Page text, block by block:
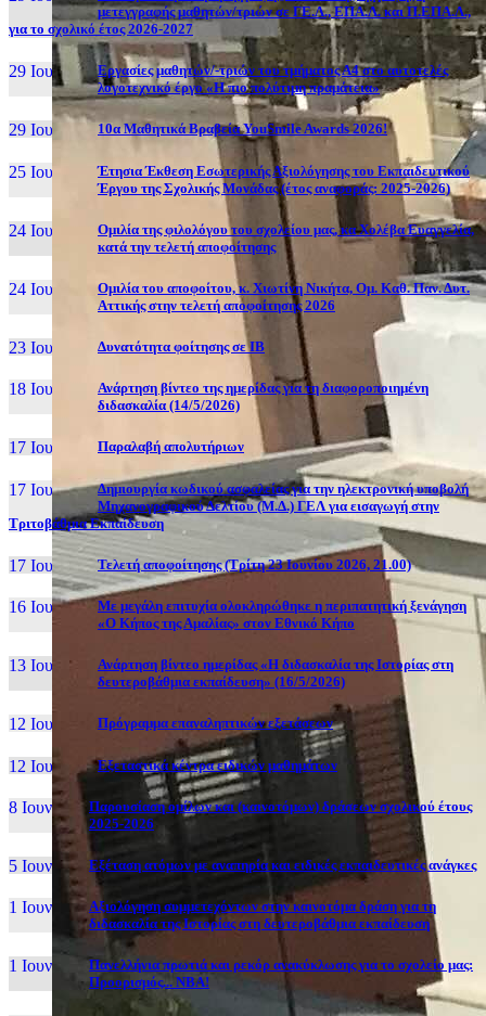
μετεγγραφής μαθητών/τριών σε ΓΕ.Λ., ΕΠΑ.Λ. και Π.ΕΠΑ.Λ.,
για το σχολικό έτος 2026-2027
29 Ιουν, 26
Εργασίες μαθητών/-τριών του τμήματος Α4 στο αυτοτελές
λογοτεχνικό έργο «Η πιο πολύτιμη πραμάτεια»
29 Ιουν, 26 10α Μαθητικά Βραβεία YouSmile Awards 2026!
25 Ιουν, 26
Έτησια Έκθεση Εσωτερικής Αξιολόγησης του Εκπαιδευτικού
Έργου της Σχολικής Μονάδας (έτος αναφοράς: 2025-2026)
24 Ιουν, 26
Ομιλία της φιλολόγου του σχολείου μας, κα Χολέβα Ευαγγελία,
κατά την τελετή αποφοίτησης
24 Ιουν, 26
Ομιλία του αποφοίτου, κ. Χιωτίνη Νικήτα, Ομ. Καθ. Παν. Δυτ.
Αττικής στην τελετή αποφοίτησης 2026
23 Ιουν, 26 Δυνατότητα φοίτησης σε ΙΒ
18 Ιουν, 26
Ανάρτηση βίντεο της ημερίδας για τη διαφοροποιημένη
διδασκαλία (14/5/2026)
17 Ιουν, 26 Παραλαβή απολυτήριων
17 Ιουν, 26
Δημιουργία κωδικού ασφαλείας για την ηλεκτρονική υποβολή
Μηχανογραφικού Δελτίου (Μ.Δ.) ΓΕΛ για εισαγωγή στην
Τριτοβάθμια Εκπαίδευση
17 Ιουν, 26 Τελετή αποφοίτησης (Τρίτη 23 Ιουνίου 2026, 21.00)
16 Ιουν, 26
Με μεγάλη επιτυχία ολοκληρώθηκε η περιπατητική ξενάγηση
«Ο Κήπος της Αμαλίας» στον Εθνικό Κήπο
13 Ιουν, 26
Ανάρτηση βίντεο ημερίδας «Η διδασκαλία της Ιστορίας στη
δευτεροβάθμια εκπαίδευση» (16/5/2026)
12 Ιουν, 26 Πρόγραμμα επαναληπτικών εξετάσεων
12 Ιουν, 26 Εξεταστικά κέντρα ειδικών μαθημάτων
8 Ιουν, 26
Παρουσίαση ομίλων και (καινοτόμων) δράσεων σχολικού έτους
2025-2026
5 Ιουν, 26 Εξέταση ατόμων με αναπηρία και ειδικές εκπαιδευτικές ανάγκες
1 Ιουν, 26
Αξιολόγηση συμμετεχόντων στην καινοτόμα δράση για τη
διδασκαλία της Ιστορίας στη δευτεροβάθμια εκπαίδευση
1 Ιουν, 26
Πανελλήνια πρωτιά και ρεκόρ ανακύκλωσης για το σχολείο μας:
Προορισμός... NBA!